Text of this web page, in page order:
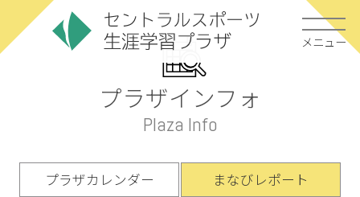
メニュー
プラザインフォ
Plaza Info
プラザカレンダー
まなびレポート